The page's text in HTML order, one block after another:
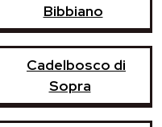
Bibbiano
Cadelbosco di
Sopra